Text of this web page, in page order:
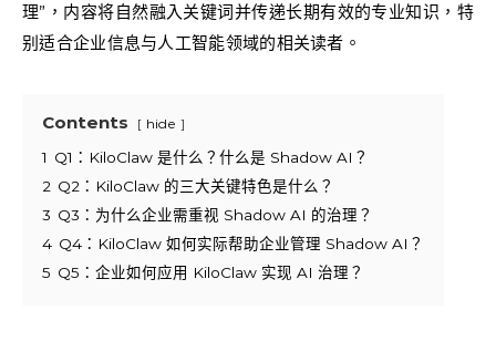
理”，内容将自然融入关键词并传递长期有效的专业知识，特
别适合企业信息与人工智能领域的相关读者。
Contents hide
1 Q1：KiloClaw 是什么？什么是 Shadow AI？
2 Q2：KiloClaw 的三大关键特色是什么？
3 Q3：为什么企业需重视 Shadow AI 的治理？
4 Q4：KiloClaw 如何实际帮助企业管理 Shadow AI？
5 Q5：企业如何应用 KiloClaw 实现 AI 治理？